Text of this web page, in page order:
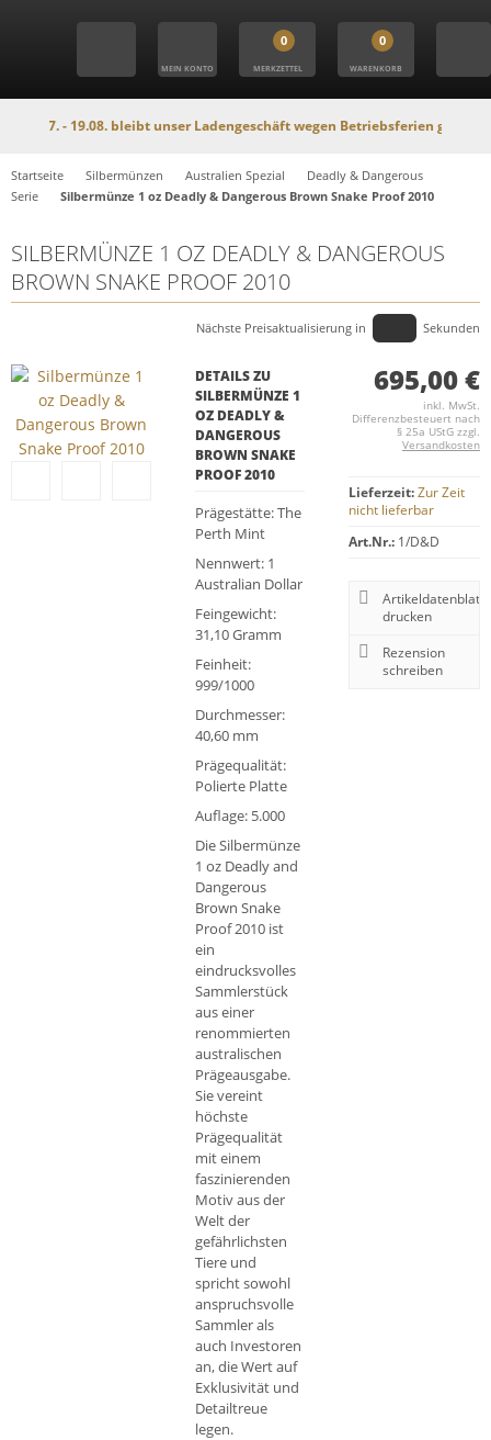
MEIN KONTO
0
MERKZETTEL
0
WARENKORB
- 19.08. bleibt unser Ladengeschäft wegen Betriebsferien
Startseite Silbermünzen Australien Spezial
Deadly & Dangerous
Serie
Silbermünze 1 oz Deadly & Dangerous Brown Snake Proof 2010
SILBERMÜNZE 1 OZ DEADLY & DANGEROUS
BROWN SNAKE PROOF 2010
Nächste Preisaktualisierung in Sekunden
DETAILS ZU
SILBERMÜNZE 1
OZ DEADLY &
DANGEROUS
BROWN SNAKE
PROOF 2010
Prägestätte: The
Perth Mint
Nennwert: 1
Australian Dollar
Feingewicht:
31,10 Gramm
Feinheit:
999/1000
Durchmesser:
40,60 mm
Prägequalität:
Polierte Platte
Auflage: 5.000
Die Silbermünze
1 oz Deadly and
Dangerous
Brown Snake
Proof 2010 ist
ein
eindrucksvolles
Sammlerstück
aus einer
renommierten
australischen
Prägeausgabe.
Sie vereint
höchste
Prägequalität
mit einem
faszinierenden
Motiv aus der
Welt der
gefährlichsten
Tiere und
spricht sowohl
anspruchsvolle
Sammler als
auch Investoren
an, die Wert auf
Exklusivität und
Detailtreue
legen.
695,00 €
inkl. MwSt.
Differenzbesteuert nach
§ 25a UStG zzgl.
Versandkosten
Lieferzeit:Zur Zeit
nicht lieferbar
Art.Nr.: 1/D&D
Artikeldatenblatt
drucken
Rezension
schreiben